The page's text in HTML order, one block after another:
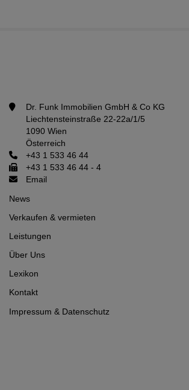
Dr. Funk Immobilien GmbH & Co KG
Liechtensteinstraße 22-22a/1/5
1090 Wien
Österreich
+43 1 533 46 44
+43 1 533 46 44 - 4
Email
News
Verkaufen & vermieten
Leistungen
Über Uns
Lexikon
Kontakt
Impressum & Datenschutz